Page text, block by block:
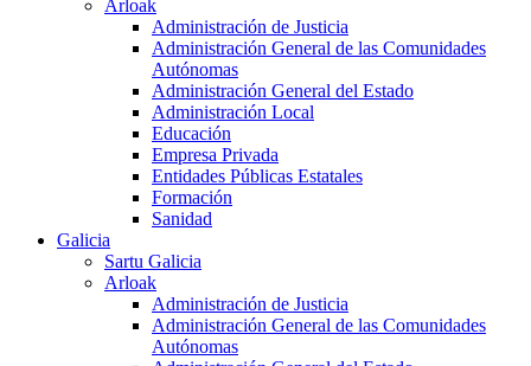
Arloak
Administración de Justicia
Administración General de las Comunidades
Autónomas
Administración General del Estado
Administración Local
Educación
Empresa Privada
Entidades Públicas Estatales
Formación
Sanidad
Galicia
Sartu Galicia
Arloak
Administración de Justicia
Administración General de las Comunidades
Autónomas